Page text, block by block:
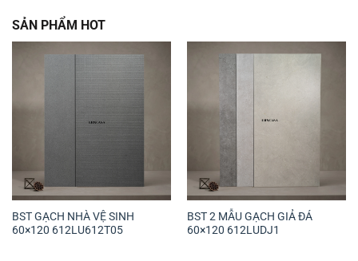
SẢN PHẨM HOT
BST GẠCH NHÀ VỆ SINH
60×120 612LU612T05
BST 2 MẪU GẠCH GIẢ ĐÁ
60×120 612LUDJ1